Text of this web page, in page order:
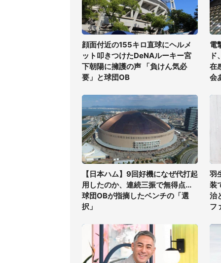
顔面付近の155キロ直球にヘルメ
ット叩きつけたDeNAルーキー宮
下朝陽に擁護の声 「負けん気必
要」と球団OB
電
ド
在
会
【日本ハム】9回好機になぜ代打起
用したのか、連続三振で無得点...
球団OBが指摘したベンチの「選
択」
羽
装
治
フ